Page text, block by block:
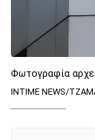
Φωτογραφία
INTIME NEWS/